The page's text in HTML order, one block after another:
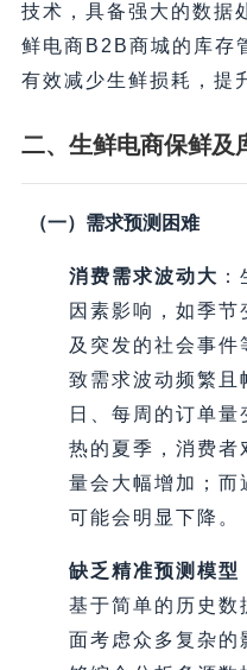
技术，具备强大的数据
鲜电商B2B商城的库存
有效减少生鲜损耗，提
二、生鲜电商保鲜及
（一）需求预测困难
消费需求波动大
因素影响，如季节
及突发的社会事件
致需求波动频繁且
日、每周的订单
热的夏季，消费者
量会大幅增加；而
可能会明显下降。
缺乏精准预测模型
基于简单的历史数
面考虑众多复杂的